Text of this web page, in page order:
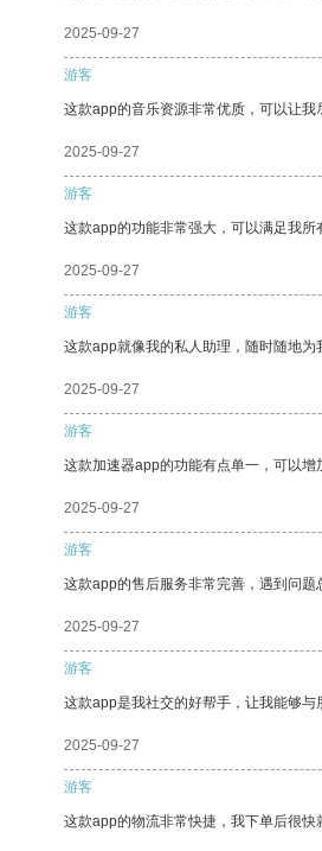
2025-09-27
游客
这款app的音乐资源非常优质，可以让我
2025-09-27
游客
这款app的功能非常强大，可以满足我所
2025-09-27
游客
这款app就像我的私人助理，随时随地为
2025-09-27
游客
这款加速器app的功能有点单一，可以增
2025-09-27
游客
这款app的售后服务非常完善，遇到问题
2025-09-27
游客
这款app是我社交的好帮手，让我能够与
2025-09-27
游客
这款app的物流非常快捷，我下单后很快